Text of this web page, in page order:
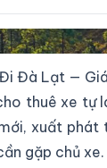
Đà Lạt
Đà Lạt —
thuê xe tự
xuất
gặp chủ